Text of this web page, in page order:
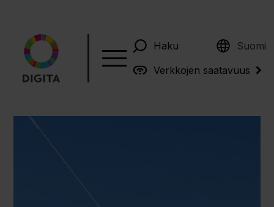
Haku Suomi
English
Verkkojen saatavuus